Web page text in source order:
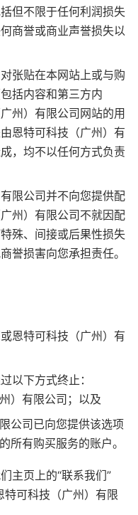
但不限于任何利润损失
商誉或商业声誉损失以
张贴在本网站上或与购
括内容和第三方内
州）有限公司网站的用
恩特可科技（广州）有
，均不以任何方式负责
限公司并不向您提供配
州）有限公司不就因配
殊、间接或后果性损失
誉损害向您承担责任。
恩特可科技（广州）有
以下方式终止：
）有限公司；以及
公司已向您提供该选项
所有购买服务的账户。
主页上的“联系我们”
特可科技（广州）有限